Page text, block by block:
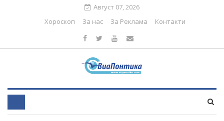
Август 07, 2026
Хороскоп
За нас За Реклама Контакти